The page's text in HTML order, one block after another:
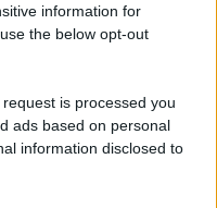
information for
the below opt-out
is processed you
ads based on personal
information disclosed to
Cookie PolicyNote legali